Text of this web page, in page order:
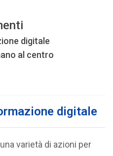
digitale
al centro
digitale
varietà di azioni per